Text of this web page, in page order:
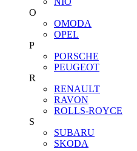
O
OMODA
OPEL
P
PORSCHE
PEUGEOT
R
RENAULT
RAVON
ROLLS-ROYCE
S
SUBARU
SKODA